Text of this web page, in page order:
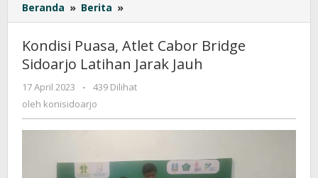
Beranda » Berita »
Puasa,
Atlet
Cabor
Bridge
Sidoarjo
Kondisi Puasa, Atlet Cabor Bridge
Sidoarjo Latihan Jarak Jauh
17 April 2023
oleh
konisidoarjo
-
439 Dilihat
oleh konisidoarjo